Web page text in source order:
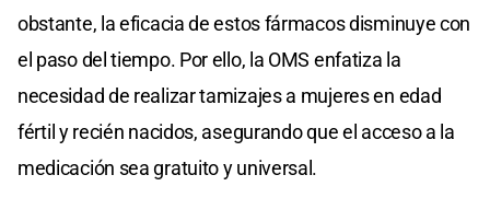
obstante, la eficacia de estos fármacos disminuye con
el paso del tiempo. Por ello, la OMS enfatiza la
necesidad de realizar tamizajes a mujeres en edad
fértil y recién nacidos, asegurando que el acceso a la
medicación sea gratuito y universal.